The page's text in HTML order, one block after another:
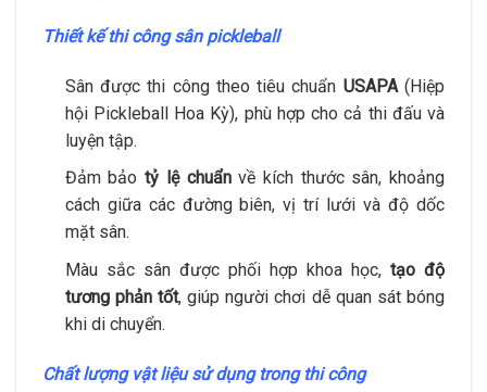
Thiết kế thi công sân pickleball
Sân được thi công theo tiêu chuẩn USAPA(Hiệp
hội Pickleball Hoa Kỳ), phù hợp cho cả thi đấu và
luyện tập.
Đảm bảotỷ lệ chuẩnvề kích thước sân, khoảng
cách giữa các đường biên, vị trí lưới và độ dốc
mặt sân.
Màu sắc sân được phối hợp khoa học, tạo độ
tương phản tốt, giúp người chơi dễ quan sát bóng
khi di chuyển.
Chất lượng vật liệu sử dụng trong thi công